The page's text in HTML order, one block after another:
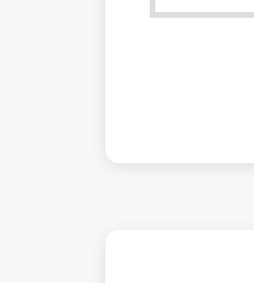
・事業
公共事
✅PM業